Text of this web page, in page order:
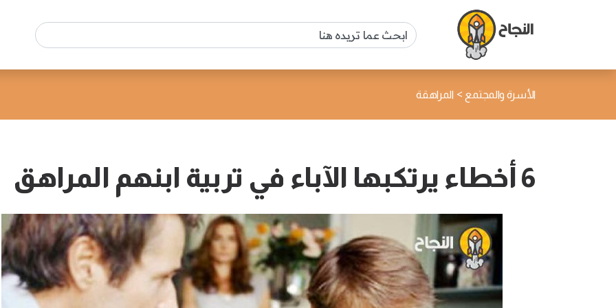
الأسرة والمجتمع > المراهقة
6 أخطاء يرتكبها الآباء في تربية ابنهم المراهق